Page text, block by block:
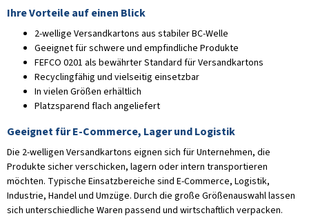
Ihre Vorteile auf einen Blick
2-wellige Versandkartons aus stabiler BC-Welle
Geeignet für schwere und empfindliche Produkte
FEFCO 0201 als bewährter Standard für Versandkartons
Recyclingfähig und vielseitig einsetzbar
In vielen Größen erhältlich
Platzsparend flach angeliefert
Geeignet für E-Commerce, Lager und Logistik
Die 2-welligen Versandkartons eignen sich für Unternehmen, die
Produkte sicher verschicken, lagern oder intern transportieren
möchten. Typische Einsatzbereiche sind E-Commerce, Logistik,
Industrie, Handel und Umzüge. Durch die große Größenauswahl lassen
sich unterschiedliche Waren passend und wirtschaftlich verpacken.